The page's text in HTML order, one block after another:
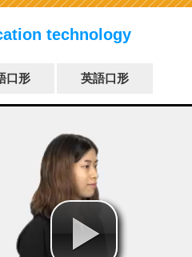
technology
口形 英語口形